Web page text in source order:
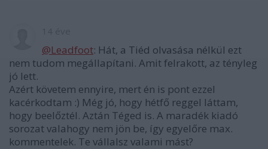
@Leadfoot: Hát, a Tiéd olvasása nélkül ezt
nem tudom megállapítani. Amit felrakott, az tényleg
jó lett.
Azért követem ennyire, mert én is pont ezzel
kacérkodtam :) Még jó, hogy hétfő reggel láttam,
hogy beelőztél. Aztán Téged is. A maradék kiadó
sorozat valahogy nem jön be, így egyelőre max.
kommentelek. Te vállalsz valami mást?